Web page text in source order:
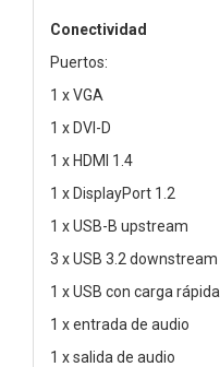
Conectividad
Puertos:
1 x VGA
1 x DVI-D
1 x HDMI 1.4
1 x DisplayPort 1.2
1 x USB-B upstream
3 x USB 3.2 downstream
1 x USB con carga rápida
1 x entrada de audio
1 x salida de audio